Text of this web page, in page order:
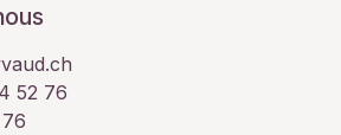
52 76